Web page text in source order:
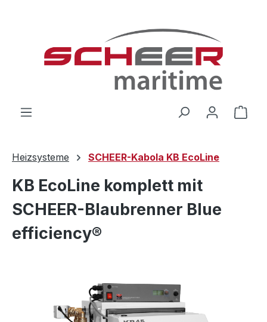
Heizsysteme SCHEER-Kabola KB EcoLine
KB EcoLine komplett mit
SCHEER-Blaubrenner Blue
efficiency®
Bildergalerie überspringen